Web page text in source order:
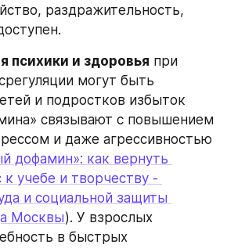
раздражительность,
психики и здоровья при
могут быть
и подростков избыток
связывают с повышением
и даже агрессивностью
дофамин»: как вернуть
к учебе и творчеству -
и социальной защиты
Москвы). У взрослых
в быстрых